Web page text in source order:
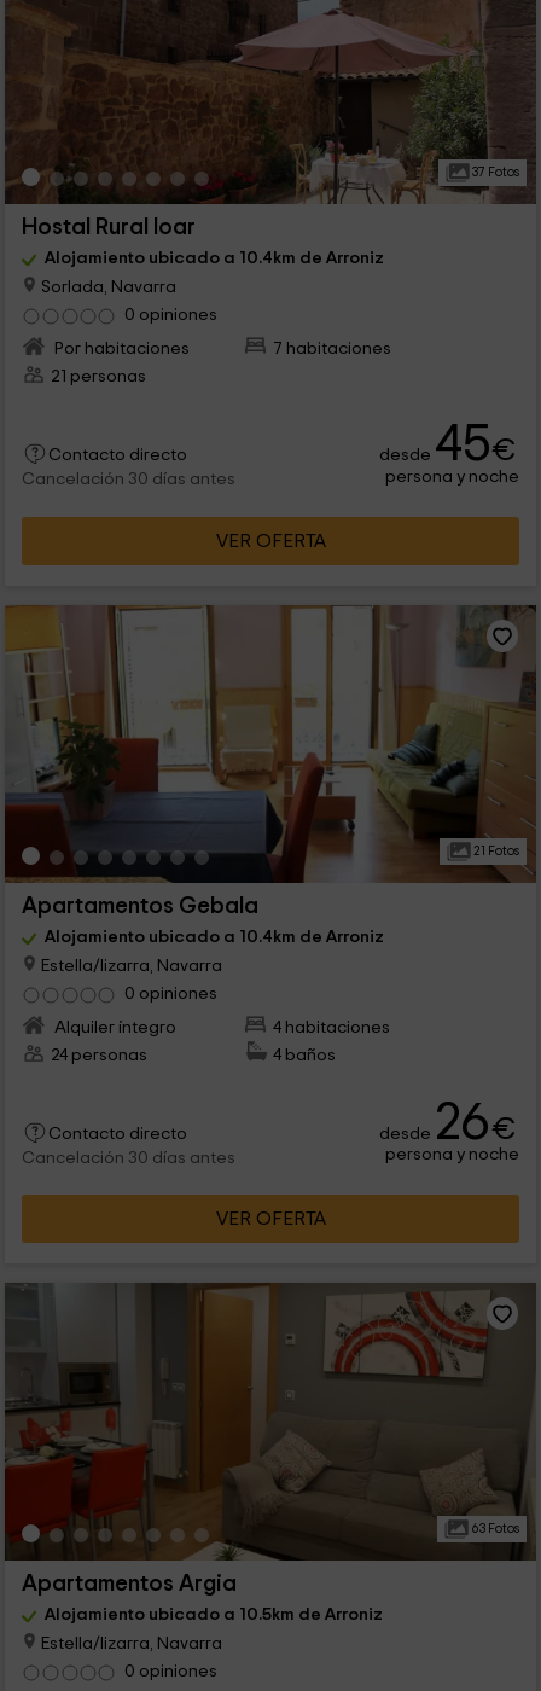
37 Fotos
Hostal Rural Ioar
Alojamiento ubicado a 10.4km de Arroniz
Sorlada, Navarra
0 opiniones
Por habitaciones
7 habitaciones
21 personas
Contacto directo
Cancelación 30 días antes
desde 45€
persona y noche
VER OFERTA
21 Fotos
Apartamentos Gebala
Alojamiento ubicado a 10.4km de Arroniz
Estella/lizarra, Navarra
0 opiniones
Alquiler íntegro
4 habitaciones
24 personas
4 baños
Contacto directo
Cancelación 30 días antes
desde 26€
persona y noche
VER OFERTA
63 Fotos
Apartamentos Argia
Alojamiento ubicado a 10.5km de Arroniz
Estella/lizarra, Navarra
0 opiniones